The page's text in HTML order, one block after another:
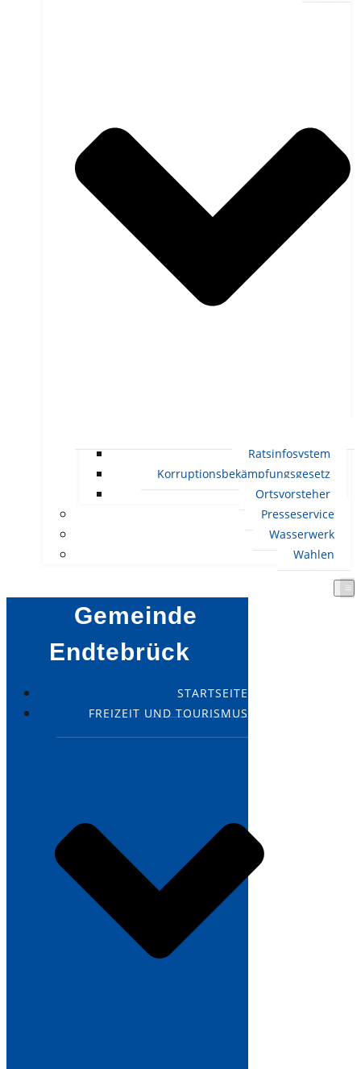
Ratsinfosystem
Korruptionsbekämpfungsgesetz
Ortsvorsteher
Presseservice
Wasserwerk
Wahlen
Gemeinde
Endtebrück
STARTSEITE
FREIZEIT UND TOURISMUS